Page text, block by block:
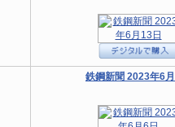
鉄鋼新聞 2023年6月